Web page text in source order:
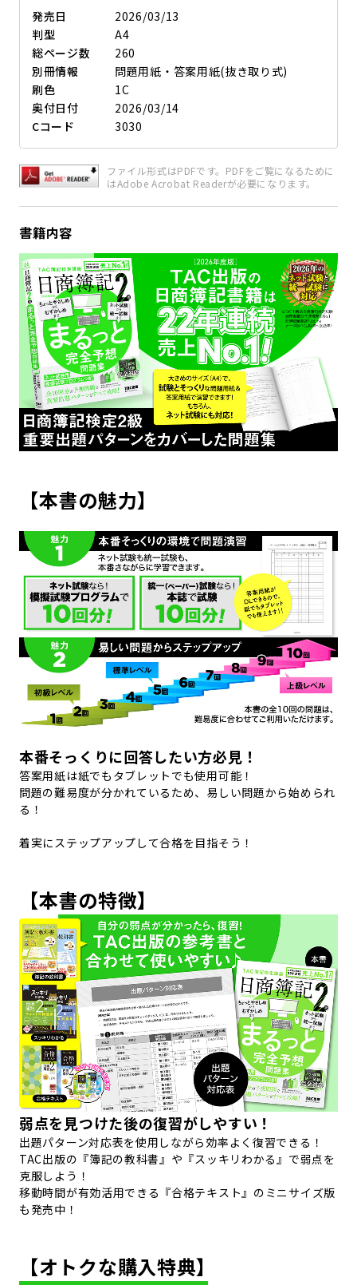
発売日
2026/03/13
判型
A4
総ページ数
260
別冊情報
問題用紙・答案用紙(抜き取り式)
刷色
1C
奥付日付
2026/03/14
Cコード
3030
ファイル形式はPDFです。PDFをご覧になるために
はAdobe Acrobat Readerが必要になります。
書籍内容
【本書の魅力】
本番そっくりに回答したい方必見！
答案用紙は紙でもタブレットでも使用可能！
問題の難易度が分かれているため、易しい問題から始められ
る！
着実にステップアップして合格を目指そう！
【本書の特徴】
弱点を見つけた後の復習がしやすい！
出題パターン対応表を使用しながら効率よく復習できる！
TAC出版の『簿記の教科書』や『スッキリわかる』で弱点を
克服しよう！
移動時間が有効活用できる『合格テキスト』のミニサイズ版
も発売中！
【オトクな購入特典】